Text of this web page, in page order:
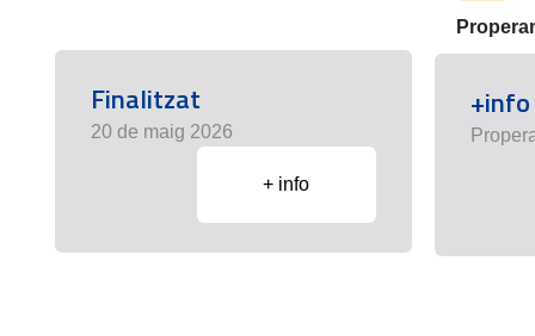
Finalitzat
20 de maig 2026
+ info
+info